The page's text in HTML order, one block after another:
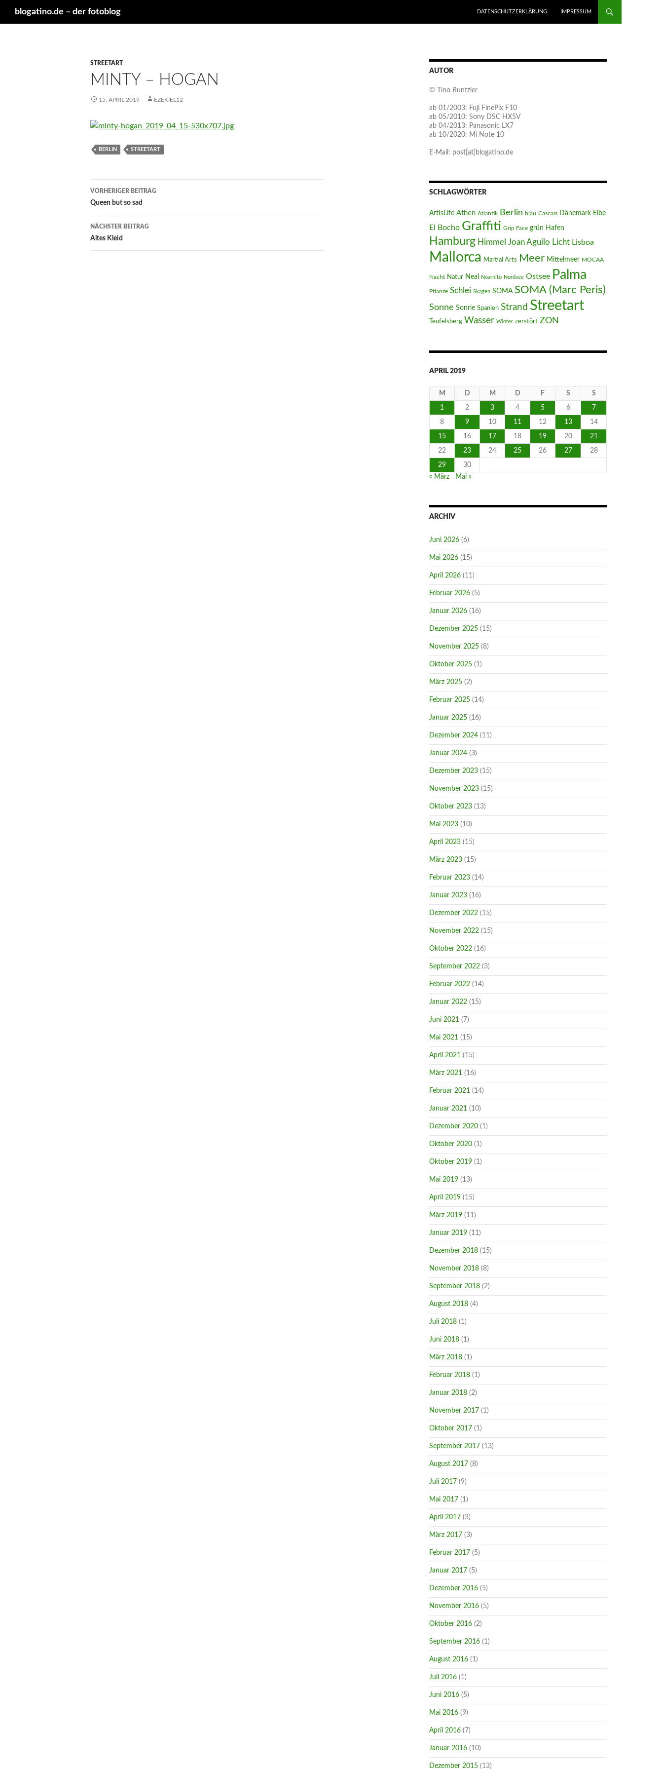
blogatino.de – der fotoblog
DATENSCHUTZERKLÄRUNG
IMPRESSUM
STREETART
MINTY – HOGAN
15. APRIL 2019 EZEKIEL12
BERLIN STREETART
Beitragsnavigation
VORHERIGER BEITRAG
Queen but so sad
NÄCHSTER BEITRAG
Altes Kleid
AUTOR
© Tino Runtzler
ab 01/2003: Fuji FinePix F10
ab 05/2010: Sony DSC HX5V
ab 04/2013: Panasonic LX7
ab 10/2020: Mi Note 10
E-Mail: post[at]blogatino.de
SCHLAGWÖRTER
ArtIsLife Athen Atlantik Berlin blau Cascais Dänemark Elbe
El Bocho Graffiti Grip Face grün Hafen
Hamburg Himmel Joan Aguilo Licht Lisboa
Mallorca Martial Arts Meer Mittelmeer MOCAA
Nacht Natur Neal Noarnito Nordsee Ostsee Palma
Pflanze Schlei Skagen SOMA SOMA (Marc Peris)
Sonne Sonrie Spanien Strand Streetart
Teufelsberg Wasser Winter zerstört ZON
APRIL 2019
M D M D F S S
1 2 3 4 5 6 7
8 9 10 11 12 13 14
15 16 17 18 19 20 21
22 23 24 25 26 27 28
29
30
« März
Mai »
ARCHIV
Juni 2026 (6)
Mai 2026 (15)
April 2026 (11)
Februar 2026 (5)
Januar 2026 (16)
Dezember 2025 (15)
November 2025 (8)
Oktober 2025 (1)
März 2025 (2)
Februar 2025 (14)
Januar 2025 (16)
Dezember 2024 (11)
Januar 2024 (3)
Dezember 2023 (15)
November 2023 (15)
Oktober 2023 (13)
Mai 2023 (10)
April 2023 (15)
März 2023 (15)
Februar 2023 (14)
Januar 2023 (16)
Dezember 2022 (15)
November 2022 (15)
Oktober 2022 (16)
September 2022 (3)
Februar 2022 (14)
Januar 2022 (15)
Juni 2021 (7)
Mai 2021 (15)
April 2021 (15)
März 2021 (16)
Februar 2021 (14)
Januar 2021 (10)
Dezember 2020 (1)
Oktober 2020 (1)
Oktober 2019 (1)
Mai 2019 (13)
April 2019 (15)
März 2019 (11)
Januar 2019 (11)
Dezember 2018 (15)
November 2018 (8)
September 2018 (2)
August 2018 (4)
Juli 2018 (1)
Juni 2018 (1)
März 2018 (1)
Februar 2018 (1)
Januar 2018 (2)
November 2017 (1)
Oktober 2017 (1)
September 2017 (13)
August 2017 (8)
Juli 2017 (9)
Mai 2017 (1)
April 2017 (3)
März 2017 (3)
Februar 2017 (5)
Januar 2017 (5)
Dezember 2016 (5)
November 2016 (5)
Oktober 2016 (2)
September 2016 (1)
August 2016 (1)
Juli 2016 (1)
Juni 2016 (5)
Mai 2016 (9)
April 2016 (7)
Januar 2016 (10)
Dezember 2015 (13)